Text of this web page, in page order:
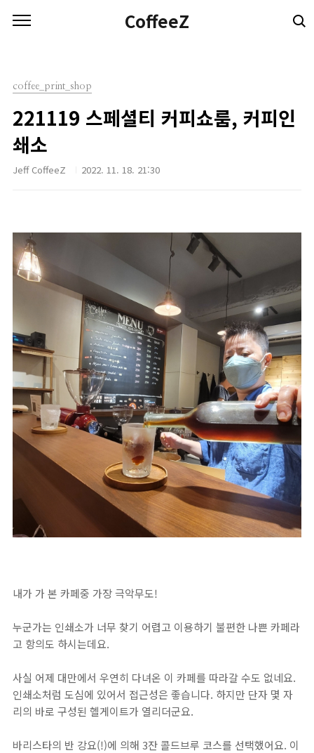
CoffeeZ
coffee_print_shop
221119 스페셜티 커피쇼룸, 커피인
쇄소
Jeff CoffeeZ 2022. 11. 18. 21:30
내가 가 본 카페중 가장 극악무도!⁣
누군가는 인쇄소가 너무 찾기 어렵고 이용하기 불편한 나쁜 카페라
고 항의도 하시는데요.⁣
사실 어제 대만에서 우연히 다녀온 이 카페를 따라갈 수도 없네요. ⁣
인쇄소처럼 도심에 있어서 접근성은 좋습니다. 하지만 단자 몇 자
리의 바로 구성된 헬게이트가 열리더군요.⁣
바리스타의 반 강요(!)에 의해 3잔 콜드브루 코스를 선택했어요. 이